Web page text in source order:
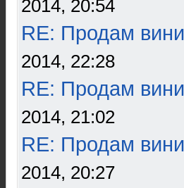
2014, 20:54
RE: Продам
2014, 22:28
RE: Продам
2014, 21:02
RE: Продам
2014, 20:27